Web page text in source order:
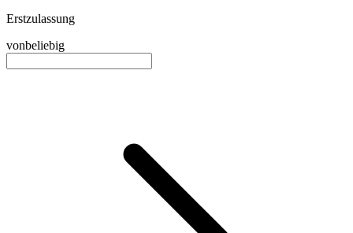
Erstzulassung
vonbeliebig